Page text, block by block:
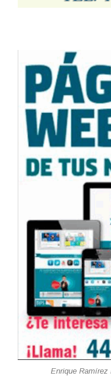
Enrique Ramírez